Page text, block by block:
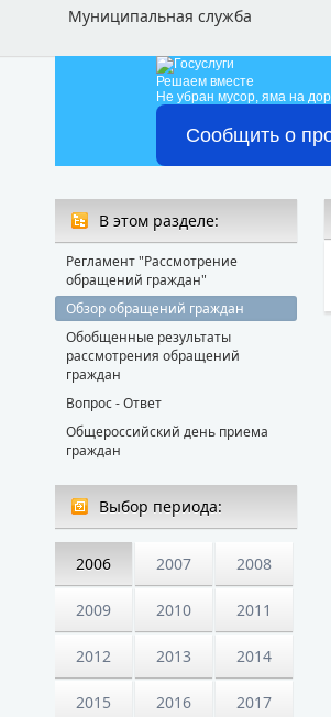
Муниципальная служба
Решаем вместе
Не убран мусор, яма на
Сообщить о
В этом разделе:
Регламент "Рассмотрение
обращений граждан"
Обзор обращений граждан
Обобщенные результаты
рассмотрения обращений
граждан
Вопрос - Ответ
Общероссийский день приема
граждан
Выбор периода:
2006 2007 2008
2009 2010 2011
2012 2013 2014
2015 2016 2017